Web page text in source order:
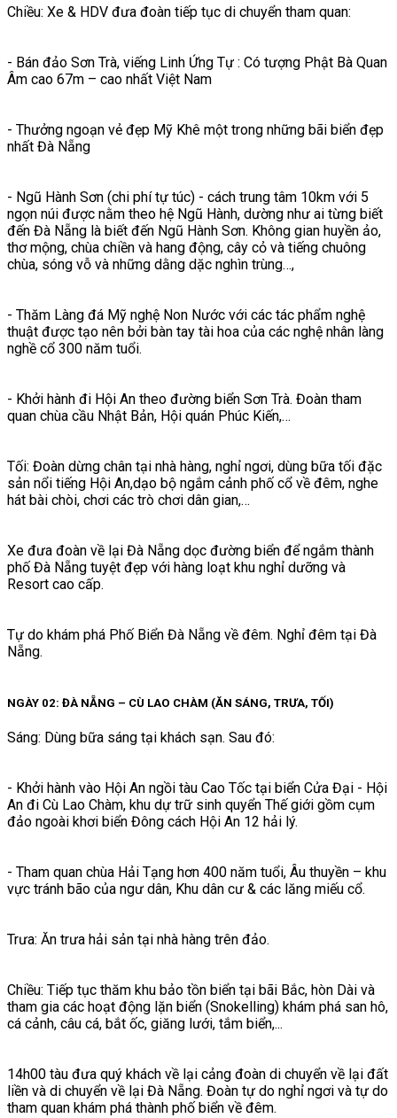
Chiều: Xe & HDV đưa đoàn tiếp tục di chuyển tham quan:
- Bán đảo Sơn Trà, viếng Linh Ứng Tự : Có tượng Phật Bà Quan
Âm cao 67m – cao nhất Việt Nam
- Thưởng ngoạn vẻ đẹp Mỹ Khê một trong những bãi biển đẹp
nhất Đà Nẵng
- Ngũ Hành Sơn (chi phí tự túc) - cách trung tâm 10km với 5
ngọn núi được nằm theo hệ Ngũ Hành, dường như ai từng biết
đến Đà Nẵng là biết đến Ngũ Hành Sơn. Không gian huyền ảo,
thơ mộng, chùa chiền và hang động, cây cỏ và tiếng chuông
chùa, sóng vỗ và những dằng dặc nghìn trùng…,
- Thăm Làng đá Mỹ nghệ Non Nước với các tác phẩm nghệ
thuật được tạo nên bởi bàn tay tài hoa của các nghệ nhân làng
nghề cổ 300 năm tuổi.
- Khởi hành đi Hội An theo đường biển Sơn Trà. Đoàn tham
quan chùa cầu Nhật Bản, Hội quán Phúc Kiến,…
Tối: Đoàn dừng chân tại nhà hàng, nghỉ ngơi, dùng bữa tối đặc
sản nổi tiếng Hội An,dạo bộ ngắm cảnh phố cổ về đêm, nghe
hát bài chòi, chơi các trò chơi dân gian,…
Xe đưa đoàn về lại Đà Nẵng dọc đường biển để ngắm thành
phố Đà Nẵng tuyệt đẹp với hàng loạt khu nghỉ dưỡng và
Resort cao cấp.
Tự do khám phá Phố Biển Đà Nẵng về đêm. Nghỉ đêm tại Đà
Nẵng.
NGÀY 02: ĐÀ NẴNG – CÙ LAO CHÀM (ĂN SÁNG, TRƯA, TỐI)
Sáng: Dùng bữa sáng tại khách sạn. Sau đó:
- Khởi hành vào Hội An ngồi tàu Cao Tốc tại biển Cửa Đại - Hội
An đi Cù Lao Chàm, khu dự trữ sinh quyển Thế giới gồm cụm
đảo ngoài khơi biển Đông cách Hội An 12 hải lý.
- Tham quan chùa Hải Tạng hơn 400 năm tuổi, Âu thuyền – khu
vực tránh bão của ngư dân, Khu dân cư & các lăng miếu cổ.
Trưa: Ăn trưa hải sản tại nhà hàng trên đảo.
Chiều: Tiếp tục thăm khu bảo tồn biển tại bãi Bắc, hòn Dài và
tham gia các hoạt động lặn biển (Snokelling) khám phá san hô,
cá cảnh, câu cá, bắt ốc, giăng lưới, tắm biển,...
14h00 tàu đưa quý khách về lại cảng đoàn di chuyển về lại đất
liền và di chuyển về lại Đà Nẵng. Đoàn tự do nghỉ ngơi và tự do
tham quan khám phá thành phố biển về đêm.